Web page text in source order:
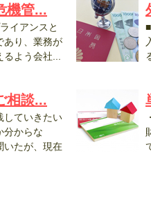
機管...
イアンスと
あり、業務が
よう会社...
相談...
していきたい
分からな
いたが、現在